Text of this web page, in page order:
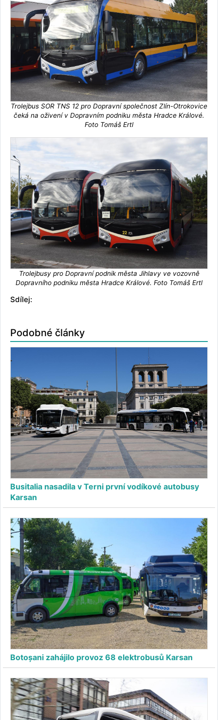
Trolejbus SOR TNS 12 pro Dopravní společnost Zlín-Otrokovice
čeká na oživení v Dopravním podniku města Hradce Králové.
Foto Tomáš Ertl
Trolejbusy pro Dopravní podnik města Jihlavy ve vozovně
Dopravního podniku města Hradce Králové. Foto Tomáš Ertl
Sdílej:
Podobné články
Busitalia nasadila v Terni první vodíkové autobusy
Karsan
Botoșani zahájilo provoz 68 elektrobusů Karsan